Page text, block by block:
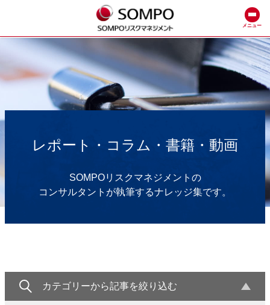
メニュー
レポート・コラム・書籍・動画
SOMPOリスクマネジメントの
コンサルタントが執筆するナレッジ集です。
カテゴリーから記事を絞り込む